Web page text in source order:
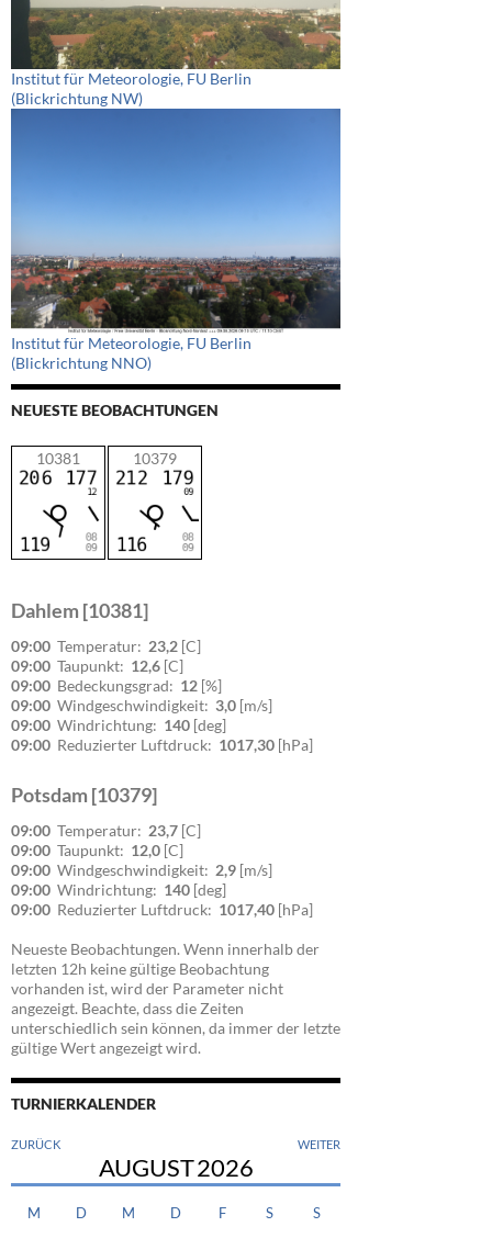
Institut für Meteorologie, FU Berlin
(Blickrichtung NW)
Institut für Meteorologie, FU Berlin
(Blickrichtung NNO)
NEUESTE BEOBACHTUNGEN
10381 10379
Dahlem [10381]
09:00 Temperatur: 23,2 [C]
09:00 Taupunkt: 12,6 [C]
09:00 Bedeckungsgrad: 12 [%]
09:00 Windgeschwindigkeit: 3,0 [m/s]
09:00 Windrichtung: 140 [deg]
09:00 Reduzierter Luftdruck: 1017,30 [hPa]
Potsdam [10379]
09:00 Temperatur: 23,7 [C]
09:00 Taupunkt: 12,0 [C]
09:00 Windgeschwindigkeit: 2,9 [m/s]
09:00 Windrichtung: 140 [deg]
09:00 Reduzierter Luftdruck: 1017,40 [hPa]
Neueste Beobachtungen. Wenn innerhalb der
letzten 12h keine gültige Beobachtung
vorhanden ist, wird der Parameter nicht
angezeigt. Beachte, dass die Zeiten
unterschiedlich sein können, da immer der letzte
gültige Wert angezeigt wird.
TURNIERKALENDER
ZURÜCK WEITER
AUGUST2026
M D M D F S S